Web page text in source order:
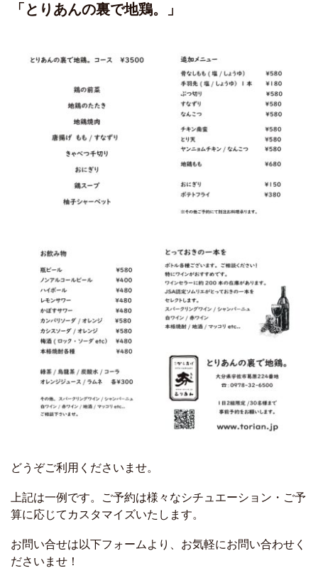
「とりあんの裏で地鶏。」
どうぞご利用くださいませ。
上記は一例です。ご予約は様々なシチュエーション・ご予
算に応じてカスタマイズいたします。
お問い合せは以下フォームより、お気軽にお問い合わせく
ださいませ！